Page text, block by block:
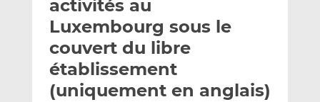
i
l
n
k
e
d
I
c
e
b
o
o
activités au
Luxembourg sous le
couvert du libre
établissement
(uniquement en anglais)